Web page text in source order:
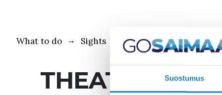
Suostumus
What to do Sights Theatres
THEATRES IN